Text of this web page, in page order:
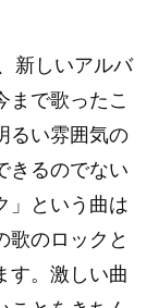
新しいアルバ
まで歌ったこ
るい雰囲気の
きるのでない
」という曲は
歌のロックと
す。激しい曲